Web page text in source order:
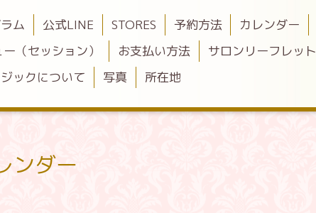
ム 公式LINE STORES 予約方法 カレンダー
（セッション） お支払い方法
サロンリーフレット
ックについて
写真 所在地
ンダー